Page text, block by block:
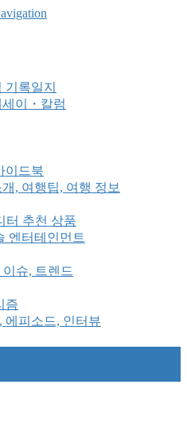
기록일지
이・칼럼
이드북
, 여행팁, 여행 정보
터 추천 상품
엔터테인먼트
슈, 트렌드
즘
에피소드, 인터뷰